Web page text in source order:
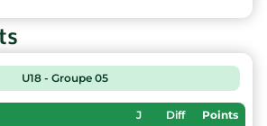
U18 - Groupe 05
J Diff Points